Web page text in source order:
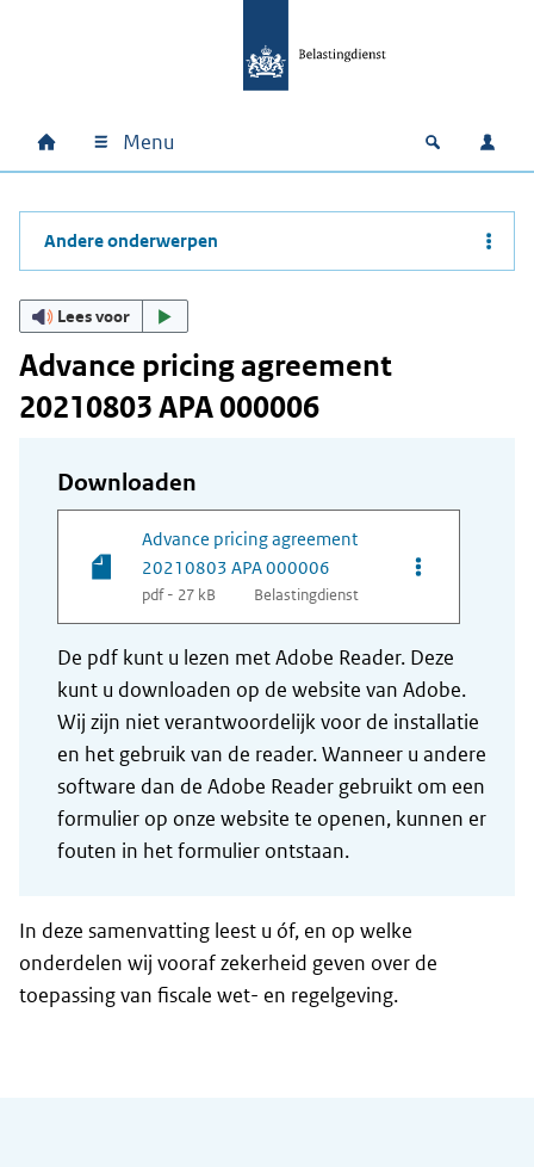
Hoofdnavigatie
Home Menu Open
Andere onderwerpen
Lees voor
Advance pricing agreement
20210803 APA 000006
Downloaden
Advance pricing agreement
20210803 APA 000006
pdf - 27 kB Belastingdienst
Opties van
De pdf kunt u lezen met Adobe Reader. Deze
kunt u downloaden op de website van Adobe.
Wij zijn niet verantwoordelijk voor de installatie
en het gebruik van de reader. Wanneer u andere
software dan de Adobe Reader gebruikt om een
formulier op onze website te openen, kunnen er
fouten in het formulier ontstaan.
In deze samenvatting leest u óf, en op welke
onderdelen wij vooraf zekerheid geven over de
toepassing van fiscale wet- en regelgeving.